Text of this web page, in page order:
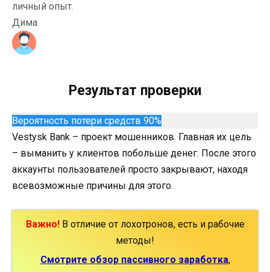
личный опыт.
Дима
Результат проверки
Вероятность потери средств 90%
Vestysk Bank – проект мошенников. Главная их цель
– выманить у клиентов побольше денег. После этого
аккаунты пользователей просто закрывают, находя
всевозможные причины для этого.
Важно!В отличие от лохотронов, есть и рабочие
методы!
Смотрите обзор пассивного заработка,